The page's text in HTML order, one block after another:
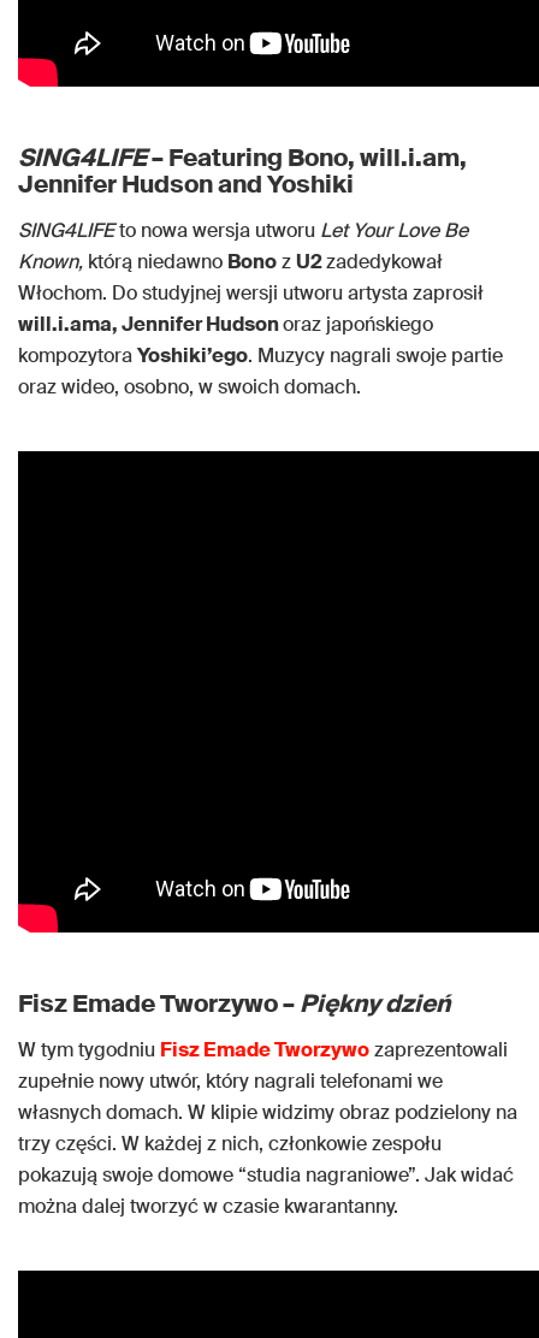
SING4LIFE– Featuring Bono, will.i.am,
Jennifer Hudson and Yoshiki
SING4LIFEto nowa wersja utworu Let Your Love Be
Known, którą niedawno BonozU2zadedykował
Włochom. Do studyjnej wersji utworu artysta zaprosił
will.i.ama, Jennifer Hudsonoraz japońskiego
kompozytoraYoshiki’ego. Muzycy nagrali swoje partie
oraz wideo, osobno, w swoich domach.
Fisz Emade Tworzywo –Piękny dzień
W tym tygodniu Fisz Emade Tworzywozaprezentowali
zupełnie nowy utwór, który nagrali telefonami we
własnych domach. W klipie widzimy obraz podzielony na
trzy części. W każdej z nich, członkowie zespołu
pokazują swoje domowe “studia nagraniowe”. Jak widać
można dalej tworzyć w czasie kwarantanny.